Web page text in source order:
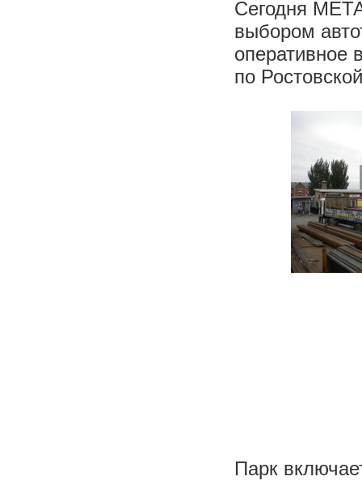
Сегодня
выбором
оперативное
по
Парк